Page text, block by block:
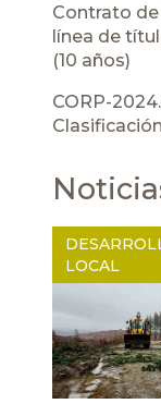
Contrato
línea de
(10 años)
CORP-
LOCAL